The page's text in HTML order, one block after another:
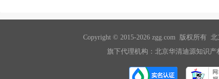
Copyright © 2015-2026 zgg.com 版权所有
旗下代理机构：北京华清迪源知识